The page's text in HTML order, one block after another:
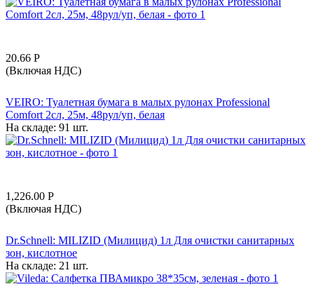
20.66 Р
(Включая НДС)
VEIRO: Туалетная бумага в малых рулонах Professional
Comfort 2сл, 25м, 48рул/уп, белая
На складе: 91 шт.
1,226.00 Р
(Включая НДС)
Dr.Schnell: MILIZID (Милицид) 1л Для очистки санитарных
зон, кислотное
На складе: 21 шт.